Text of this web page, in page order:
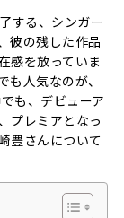
する、シンガー
彼の残した作品
感を放っていま
人気なのが、
も、デビューア
プレミアとなっ
豊さんについて